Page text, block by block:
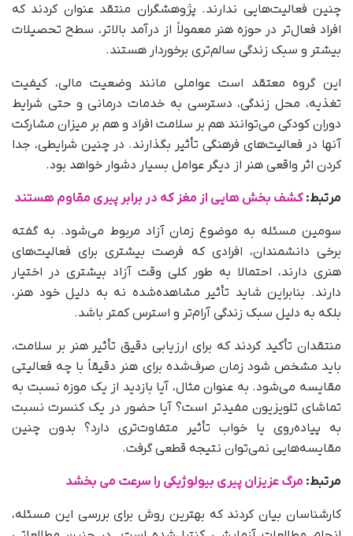
چنین فعالیت‌هایی ندارند. پژوهشگران منتقد عنوان کردند که
افراد فعال‌تر در حوزه هنر معمولاً از درآمد بالاتر، سطح تحصیلات
بیشتر و سبک زندگی سالم‌تری برخوردار هستند.
این گروه معتقد است عواملی مانند وضعیت مالی، کیفیت
تغذیه، محل زندگی، دسترسی به خدمات درمانی و حتی شرایط
دوران کودکی می‌توانند هم بر سلامت افراد و هم بر میزان مشارکت
آنها در فعالیت‌های فرهنگی تأثیر بگذارند. در چنین شرایطی، جدا
کردن اثر واقعی هنر از دیگر عوامل بسیار دشوار خواهد بود.
مرتبط: کشف بخش هایی از مغز که در برابر پیری مقاوم‌ هستند
سومین مسئله به موضوع زمان آزاد مربوط می‌شود. به گفته
برخی دانشمندان، افرادی که فرصت بیشتری برای فعالیت‌های
هنری دارند، احتمالا به طور کلی وقت آزاد بیشتری در اختیار
دارند. بنابراین شاید تأثیر مشاهده‌شده نه به دلیل خود هنر،
بلکه به دلیل سبک زندگی آرام‌تر و استرس کمتر باشد.
منتقدان تأکید کردند که برای ارزیابی دقیق تأثیر هنر بر سلامت،
باید مشخص شود زمان صرف‌شده برای هنر دقیقاً با چه فعالیتی
مقایسه می‌شود. به عنوان مثال، آیا بازدید از یک موزه نسبت به
تماشای تلویزیون مفیدتر است؟ آیا حضور در یک کنسرت نسبت
به پیاده‌روی یا خواب تأثیر متفاوت‌تری دارد؟ بدون چنین
مقایسه‌هایی نمی‌توان نتیجه قطعی گرفت.
مرتبط: مرگ عزیزان پیری بیولوژیکی را سرعت می بخشد
کارشناسان بیان کردند که بهترین روش برای بررسی این مسئله،